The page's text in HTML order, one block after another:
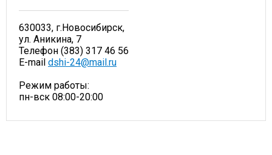
630033, г.Новосибирск,
ул. Аникина, 7
Телефон (383) 317 46 56
E-mail dshi-24@mail.ru
Режим работы:
пн-вск 08:00-20:00